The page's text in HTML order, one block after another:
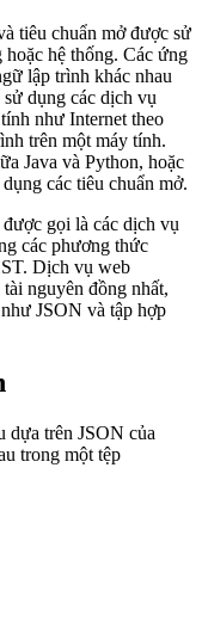
tiêu chuẩn mở được sử
hệ thống. Các ứng
lập trình khác nhau
dụng các dịch vụ
như Internet theo
trên một máy tính.
Java và Python, hoặc
các tiêu chuẩn mở.
gọi là các dịch vụ
các phương thức
Dịch vụ web
nguyên đồng nhất,
JSON và tập hợp
dựa trên JSON của
trong một tệp